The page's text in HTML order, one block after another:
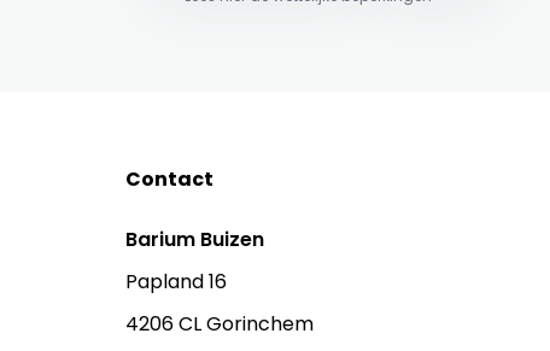
Contact
Barium Buizen
Papland 16
4206 CL Gorinchem